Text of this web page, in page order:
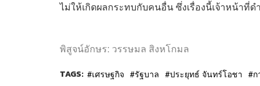
ไม่ให้เกิดผลกระทบกับคนอื่น ซึ่งเรื่องนี้เจ้าหน้าที่
พิสูจน์อักษร: วรรษมล สิงหโกมล
TAGS: เศรษฐกิจ รัฐบาล ประยุทธ์ จันทร์โอชา